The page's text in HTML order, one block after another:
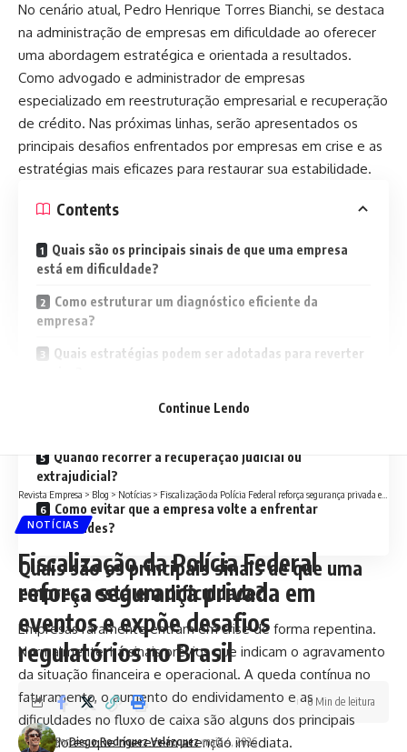
No cenário atual, Pedro Henrique Torres Bianchi, se destaca
na administração de empresas em dificuldade ao oferecer
uma abordagem estratégica e orientada a resultados.
Como advogado e administrador de empresas
especializado em reestruturação empresarial e recuperação
de crédito. Nas próximas linhas, serão apresentados os
principais desafios enfrentados por empresas em crise e as
estratégias mais eficazes para restaurar sua estabilidade.
Contents
Quais são os principais sinais de que uma empresa
está em dificuldade?
Como estruturar um diagnóstico eficiente da
empresa?
Quais estratégias podem ser adotadas para reverter
Qual é o papel da gestão financeira na recuperação
Quando recorrer à recuperação judicial ou
extrajudicial?
Como evitar que a empresa volte a enfrentar
dificuldades?
Quais são os principais sinais de que uma
empresa está em dificuldade?
Empresas raramente entram em crise de forma repentina.
Normalmente, há sinais prévios que indicam o agravamento
da situação financeira e operacional. A queda contínua no
faturamento, o aumento do endividamento e as
dificuldades no fluxo de caixa são alguns dos principais
indicadores que merecem atenção imediata.
Continue Lendo
Revista Empresa > Blog > Notícias > Fiscalização da Polícia Federal reforça segurança privada em eventos e expõe desafios regulatórios no Brasil
NOTÍCIAS
Fiscalização da Polícia Federal
reforça segurança privada em
eventos e expõe desafios
regulatórios no Brasil
PorDiego Rodríguez Velázquez maio 4, 2026
6 Min de leitura